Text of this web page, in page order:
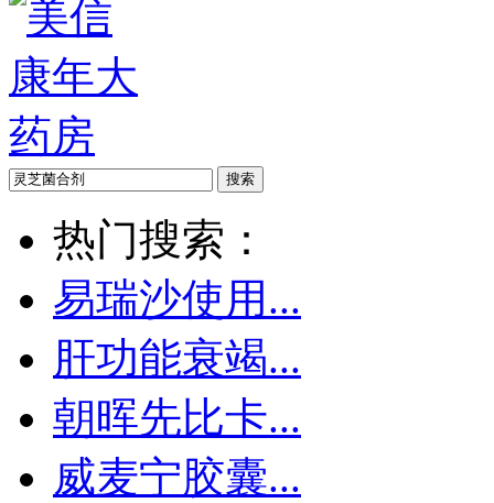
热门搜索：
易瑞沙使用...
肝功能衰竭...
朝晖先比卡...
威麦宁胶囊...